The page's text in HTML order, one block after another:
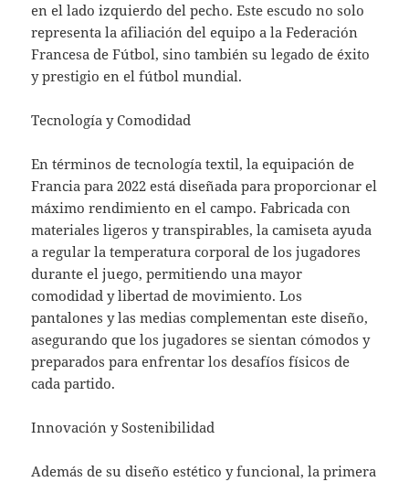
en el lado izquierdo del pecho. Este escudo no solo
representa la afiliación del equipo a la Federación
Francesa de Fútbol, sino también su legado de éxito
y prestigio en el fútbol mundial.
Tecnología y Comodidad
En términos de tecnología textil, la equipación de
Francia para 2022 está diseñada para proporcionar el
máximo rendimiento en el campo. Fabricada con
materiales ligeros y transpirables, la camiseta ayuda
a regular la temperatura corporal de los jugadores
durante el juego, permitiendo una mayor
comodidad y libertad de movimiento. Los
pantalones y las medias complementan este diseño,
asegurando que los jugadores se sientan cómodos y
preparados para enfrentar los desafíos físicos de
cada partido.
Innovación y Sostenibilidad
Además de su diseño estético y funcional, la primera